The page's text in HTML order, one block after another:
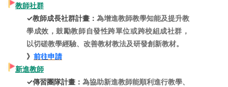
教師社群
✓教師成長社群計畫： 為增進教師教學知能及提升教
學成效，鼓勵教師自發性跨單位或跨校組成社群，
以切磋教學經驗、改善教材教法及研發創新教材。
》 前往申請
新進教師
✓傳習團隊計畫 ： 為協助新進教師能順利進行教學、